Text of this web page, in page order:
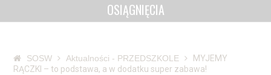
OSIĄGNIĘCIA
SOSW Aktualności - PRZEDSZKOLE
MYJEMY
RĄCZKI – to podstawa, a w dodatku super zabawa!